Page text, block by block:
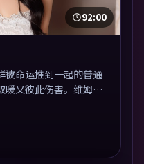
92:00
命运推到一起的普通
暖又彼此伤害。维姆·
背叛，映后讨论度颇